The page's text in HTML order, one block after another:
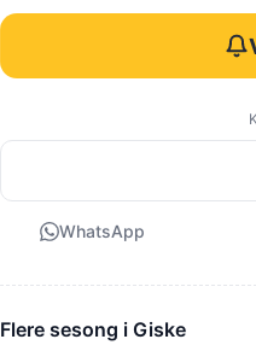
WhatsApp
Flere sesong i Giske